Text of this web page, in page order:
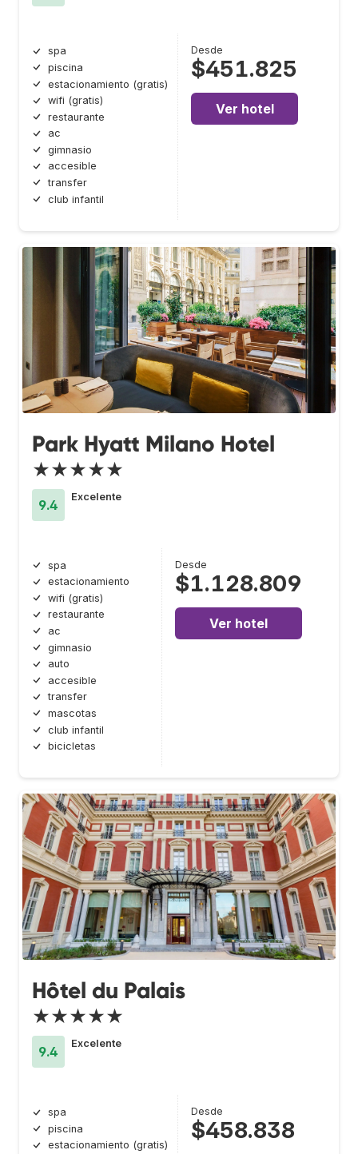
spa
piscina
estacionamiento (gratis)
wifi (gratis)
restaurante
ac
gimnasio
accesible
transfer
club infantil
Desde
$451.825
Ver hotel
Park Hyatt Milano Hotel
★★★★★
9.4
Excelente
spa
estacionamiento
wifi (gratis)
restaurante
ac
gimnasio
auto
accesible
transfer
mascotas
club infantil
bicicletas
Desde
$1.128.809
Ver hotel
Hôtel du Palais
★★★★★
9.4
Excelente
spa
piscina
estacionamiento (gratis)
Desde
$458.838